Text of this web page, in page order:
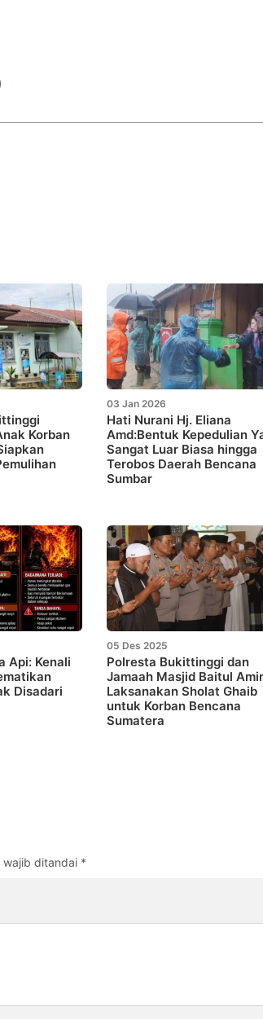
Korban
03 Jan 2026
Hati Nurani Hj. Eliana
Amd:Bentuk Kepedulian
Sangat Luar Biasa hingga
Terobos Daerah Bencana
Sumbar
Api: Kenali
Disadari
05 Des 2025
Polresta Bukittinggi dan
Jamaah Masjid Baitul
Laksanakan Sholat Ghaib
untuk Korban Bencana
Sumatera
wajib ditandai *